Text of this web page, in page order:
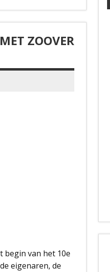
ZOOVER
begin van het 10e
eigenaren, de